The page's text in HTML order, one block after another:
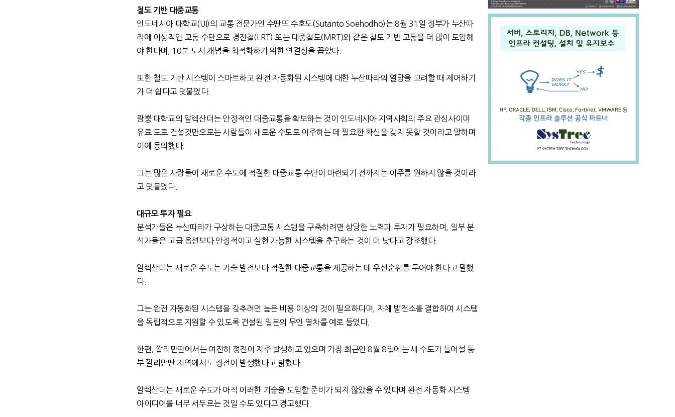
철도 기반 대중교통
인도네시아 대학교(UI)의 교통 전문가인 수딴또 수호도(Sutanto Soehodho)는8월 31 일 정부가 누산따
라에 이상적인 교통 수단으로 경전철(LRT) 또는 대중철도(MRT)와 같은 철도 기반 교통을 더 많이 도입해
야 한다며
, 10분 도시 개념을 최적화하기 위한 연결성을 꼽았다.
또한 철도 기반 시스템이 스마트하고 완전 자동화된 시스템에 대한 누산따라의 열망을 고려할 때 제어하기
가 더 쉽다고 덧붙였다.
람뿡 대학교의 알렉산더는 안정적인 대중교통을 확보하는 것이 인도네시아 지역사회의 주요 관심사이며
유료 도로 건설것만으로는 사람들이 새로운 수도로 이주하는 데 필요한 확신을 갖지 못할 것이라고 말하며
이에 동의했다.
그는 많은 사람들이 새로운 수도에 적절한 대중교통 수단이 마련되기 전까지는 이주를 원하지 않을 것이라
고 덧붙였다.
대규모 투자 필요
분석가들은 누산따라가 구상하는 대중교통 시스템을 구축하려면 상당한 노력과 투자가 필요하며
일부 분
석가들은 고급 옵션보다 안정적이고 실현 가능한 시스템을 추구하는 것이 더 낫다고 강조했다.
알렉산더는 새로운 수도는 기술 발전보다 적절한 대중교통을 제공하는 데 우선순위를 두어야 한다고 말했
다.
그는 완전 자동화된 시스템을 갖추려면 높은 비용 이상의 것이 필요하다며
자체 발전소를 결합하여 시스템
을 독립적으로 지원할 수 있도록 건설된 일본의 무인 열차를 예로 들었다.
한편 ,깔리만딴에서는 여전히 정전이 자주 발생하고 있으며 가장 최근인 8월 8일에는 새 수도가 들어설 동
부 깔리만딴 지역에서도 정전이 발생했다고 밝혔다.
알렉산더는 새로운 수도가 아직 이러한 기술을 도입할 준비가 되지 않았을 수 있다며 완전 자동화 시스템
아이디어를 너무 서두르는 것일 수도 있다고 경고했다.